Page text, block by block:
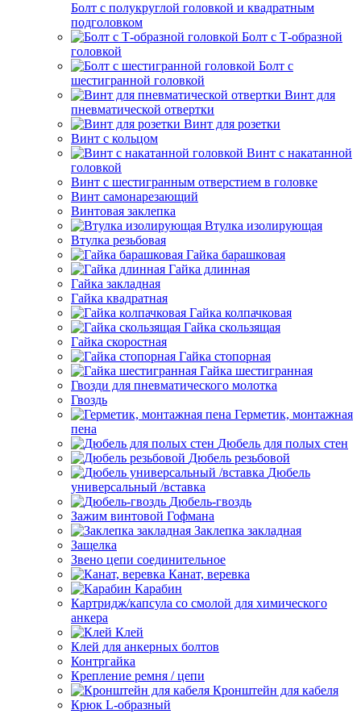
Болт с полукруглой головкой и квадратным
подголовком
Болт с Т-образной
головкой
Болт с
шестигранной головкой
Винт для
пневматической отвертки
Винт для розетки
Винт с кольцом
Винт с накатанной
головкой
Винт с шестигранным отверстием в головке
Винт самонарезающий
Винтовая заклепка
Втулка изолирующая
Втулка резьбовая
Гайка барашковая
Гайка длинная
Гайка закладная
Гайка квадратная
Гайка колпачковая
Гайка скользящая
Гайка скоростная
Гайка стопорная
Гайка шестигранная
Гвозди для пневматического молотка
Гвоздь
Герметик, монтажная
пена
Дюбель для полых стен
Дюбель резьбовой
Дюбель
универсальный /вставка
Дюбель-гвоздь
Зажим винтовой Гофмана
Заклепка закладная
Защелка
Звено цепи соединительное
Канат, веревка
Карабин
Картридж/капсула со смолой для химического
анкера
Клей
Клей для анкерных болтов
Контргайка
Крепление ремня / цепи
Кронштейн для кабеля
Крюк L-образный